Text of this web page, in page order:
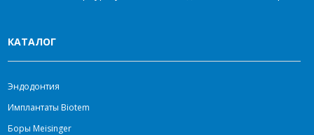
КАТАЛОГ
Эндодонтия
Имплантаты Biotem
Боры Meisinger